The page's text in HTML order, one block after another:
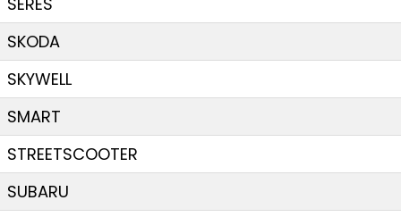
SKODA
SKYWELL
SMART
STREETSCOOTER
SUBARU